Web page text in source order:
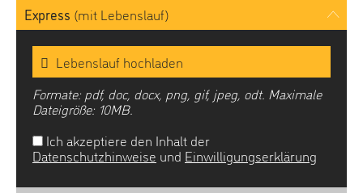
Express (mit Lebenslauf)
Lebenslauf hochladen
Formate: pdf, doc, docx, png, gif, jpeg, odt. Maximale
Dateigröße: 10MB.
Ich akzeptiere den Inhalt der
Datenschutzhinweise und Einwilligungserklärung